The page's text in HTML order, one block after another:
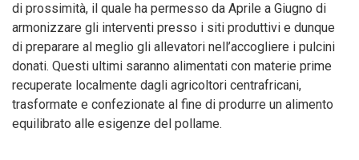
di prossimità, il quale ha permesso da Aprile a Giugno di
armonizzare gli interventi presso i siti produttivi e dunque
di preparare al meglio gli allevatori nell’accogliere i pulcini
donati. Questi ultimi saranno alimentati con materie prime
recuperate localmente dagli agricoltori centrafricani,
trasformate e confezionate al fine di produrre un alimento
equilibrato alle esigenze del pollame.